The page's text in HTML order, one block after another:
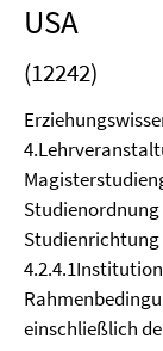
USA
(12242)
Studienordnung
einschließlich